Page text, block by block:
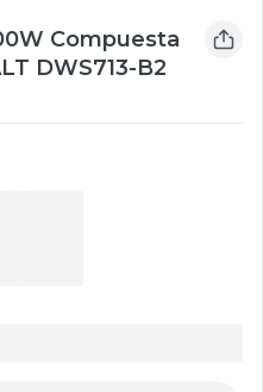
Compuesta
DWS713-B2